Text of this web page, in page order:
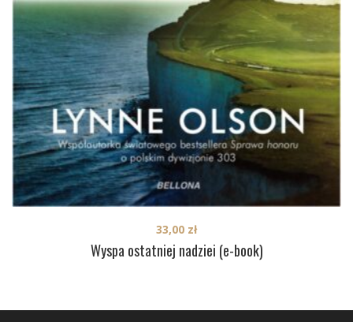
Wyspa ostatniej nadziei (e-book)
33,00 zł